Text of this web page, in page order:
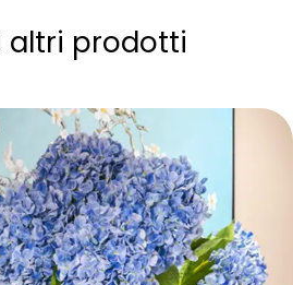
altri prodotti